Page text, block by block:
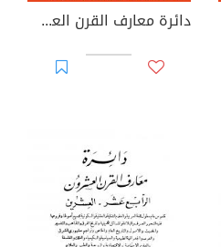
دائرة معارف القرن العشرين - المجلد الثالث